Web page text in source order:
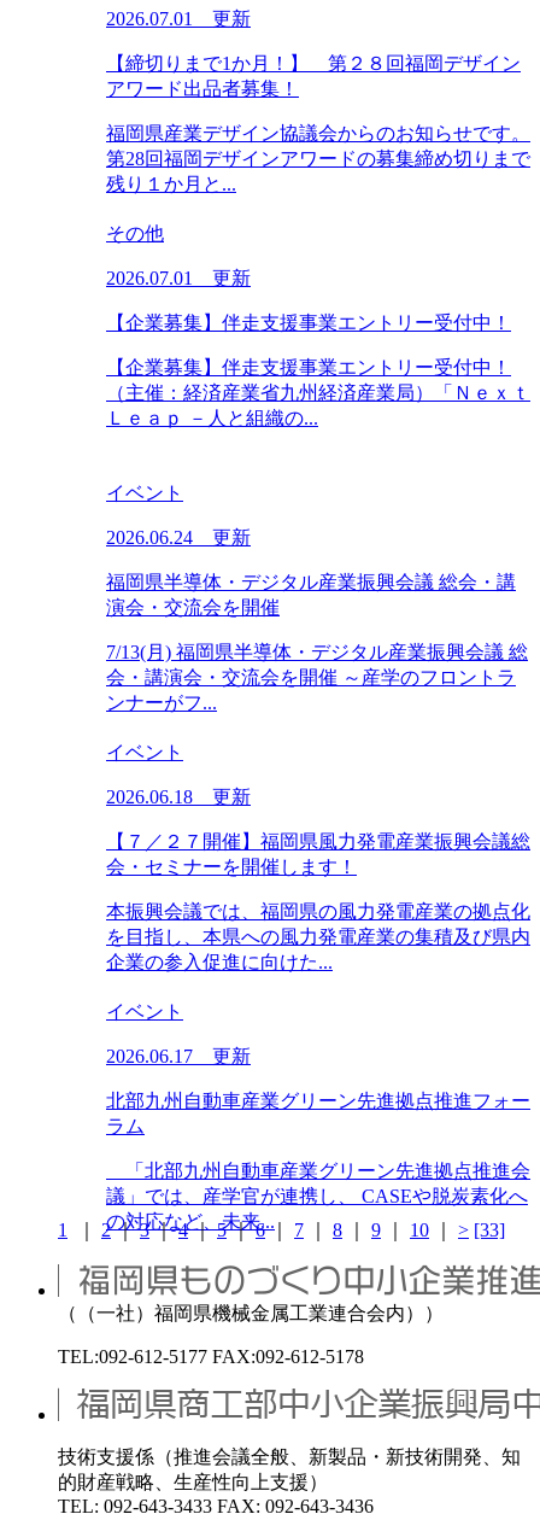
2026.07.01 更新
【締切りまで1か月！】 第２８回福岡デザイン
アワード出品者募集！
福岡県産業デザイン協議会からのお知らせです。
第28回福岡デザインアワードの募集締め切りまで
残り１か月と...
その他
2026.07.01 更新
【企業募集】伴走支援事業エントリー受付中！
【企業募集】伴走支援事業エントリー受付中！
（主催：経済産業省九州経済産業局）「Ｎｅｘｔ
Ｌｅａｐ －人と組織の...
イベント
2026.06.24 更新
福岡県半導体・デジタル産業振興会議 総会・講
演会・交流会を開催
7/13(月) 福岡県半導体・デジタル産業振興会議 総
会・講演会・交流会を開催 ～産学のフロントラ
ンナーがフ...
イベント
2026.06.18 更新
【７／２７開催】福岡県風力発電産業振興会議総
会・セミナーを開催します！
本振興会議では、福岡県の風力発電産業の拠点化
を目指し、本県への風力発電産業の集積及び県内
企業の参入促進に向けた...
イベント
2026.06.17 更新
北部九州自動車産業グリーン先進拠点推進フォー
ラム
「北部九州自動車産業グリーン先進拠点推進会
議」では、産学官が連携し、 CASEや脱炭素化へ
の対応など、未来...
1 2｜3｜4｜5｜6｜ 7 8 9 10 > [33]
（（一社）福岡県機械金属工業連合会内））
TEL:092-612-5177 FAX:092-612-5178
技術支援係（推進会議全般、新製品・新技術開発、知
的財産戦略、生産性向上支援）
TEL: 092-643-3433 FAX: 092-643-3436